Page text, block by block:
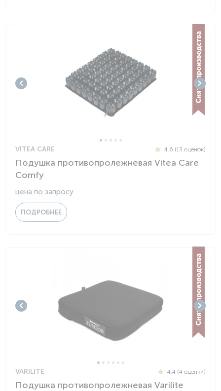
VITEA CARE 4.6 (13 оценок)
Подушка противопролежневая Vitea Care
Comfy
цена по запросу
ПОДРОБНЕЕ
VARILITE 4.4 (4 оценки)
Подушка противопролежневая Varilite